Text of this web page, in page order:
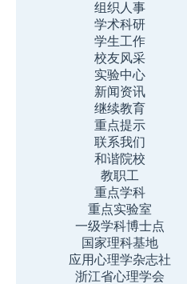
组织人事
学术科研
学生工作
校友风采
实验中心
新闻资讯
继续教育
重点提示
联系我们
和谐院校
教职工
重点学科
重点实验室
一级学科博士点
国家理科基地
应用心理学杂志社
浙江省心理学会